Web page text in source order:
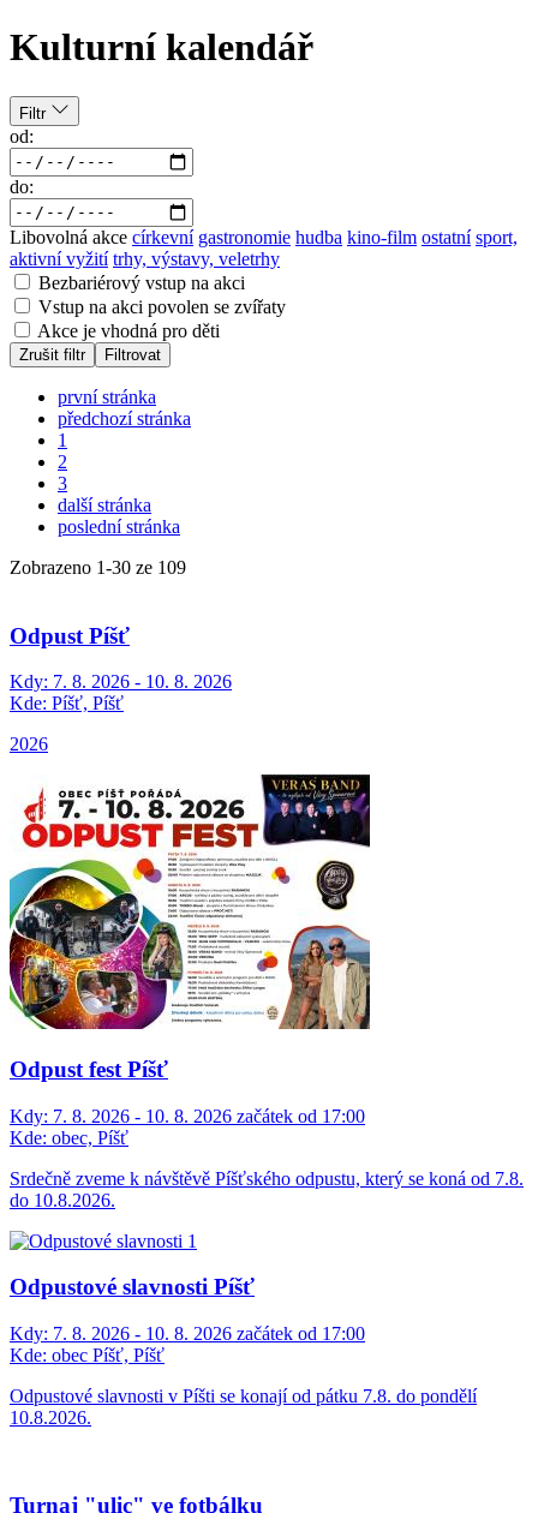
Kulturní kalendář
Filtr
od:
do:
Libovolná akce církevní gastronomie hudba kino-film ostatní sport,
aktivní vyžití trhy, výstavy, veletrhy
Bezbariérový vstup na akci
Vstup na akci povolen se zvířaty
Akce je vhodná pro děti
Zrušit filtr Filtrovat
první stránka
předchozí stránka
1
2
3
další stránka
poslední stránka
Zobrazeno 1-30 ze 109
Odpust Píšť
Kdy: 7. 8. 2026 - 10. 8. 2026
Kde: Píšť, Píšť
2026
Odpust fest Píšť
Kdy: 7. 8. 2026 - 10. 8. 2026 začátek od 17:00
Kde: obec, Píšť
Srdečně zveme k návštěvě Píšťského odpustu, který se koná od 7.8.
do 10.8.2026.
Odpustové slavnosti Píšť
Kdy: 7. 8. 2026 - 10. 8. 2026 začátek od 17:00
Kde: obec Píšť, Píšť
Odpustové slavnosti v Píšti se konají od pátku 7.8. do pondělí
10.8.2026.